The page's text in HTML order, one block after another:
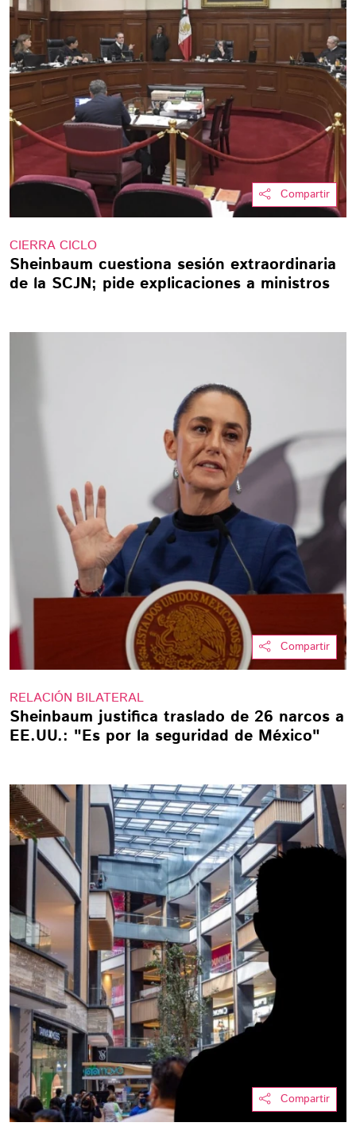
Compartir
CIERRA CICLO
Sheinbaum cuestiona sesión extraordinaria
de la SCJN; pide explicaciones a ministros
Compartir
RELACIÓN BILATERAL
Sheinbaum justifica traslado de 26 narcos a
EE.UU.: "Es por la seguridad de México"
Compartir